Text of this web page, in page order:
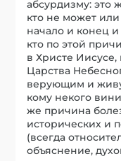
абсурдизму: это
кто не может
начало и конец
кто по этой
в Христе
Царства
верующим и
кому некого
же причина
исторических и
(всегда
объяснение,